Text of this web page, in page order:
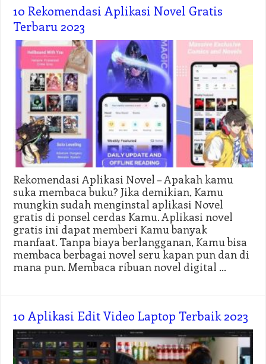
10 Rekomendasi Aplikasi Novel Gratis
Terbaru 2023
Rekomendasi Aplikasi Novel – Apakah kamu
suka membaca buku? Jika demikian, Kamu
mungkin sudah menginstal aplikasi Novel
gratis di ponsel cerdas Kamu. Aplikasi novel
gratis ini dapat memberi Kamu banyak
manfaat. Tanpa biaya berlangganan, Kamu bisa
membaca berbagai novel seru kapan pun dan di
mana pun. Membaca ribuan novel digital …
10 Aplikasi Edit Video Laptop Terbaik 2023